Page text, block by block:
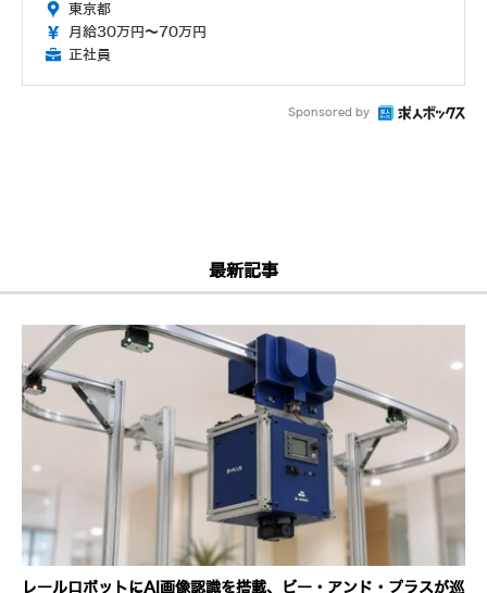
東京都
月給30万円～70万円
正社員
Sponsored by
最新記事
レールロボットにAI画像認識を搭載、ビー・アンド・プラスが巡